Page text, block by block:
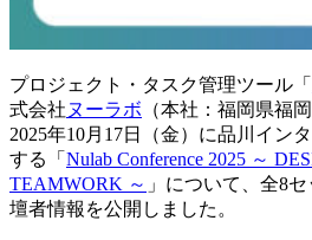
プロジェクト・タスク管理ツール「
式会社 ヌーラボ （本社：福岡県福
2025年10月17日（金）に品川イン
する「 Nulab Conference 2025 ～
TEAMWORK ～ 」について、全8
壇者情報を公開しました。